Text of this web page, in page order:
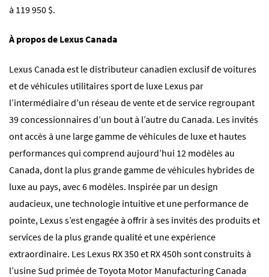
à 119 950 $.
À propos de Lexus Canada
Lexus Canada est le distributeur canadien exclusif de voitures
et de véhicules utilitaires sport de luxe Lexus par
l’intermédiaire d’un réseau de vente et de service regroupant
39 concessionnaires d’un bout à l’autre du Canada. Les invités
ont accès à une large gamme de véhicules de luxe et hautes
performances qui comprend aujourd’hui 12 modèles au
Canada, dont la plus grande gamme de véhicules hybrides de
luxe au pays, avec 6 modèles. Inspirée par un design
audacieux, une technologie intuitive et une performance de
pointe, Lexus s’est engagée à offrir à ses invités des produits et
services de la plus grande qualité et une expérience
extraordinaire. Les Lexus RX 350 et RX 450h sont construits à
l’usine Sud primée de Toyota Motor Manufacturing Canada